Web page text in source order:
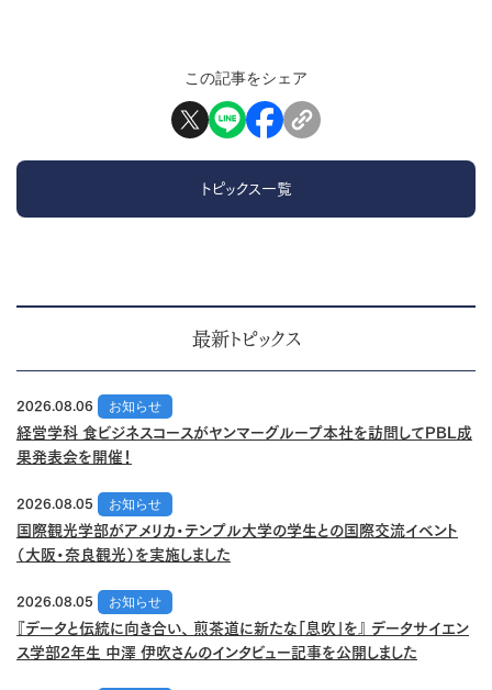
この記事をシェア
トピックス一覧
最新トピックス
2026.08.06
お知らせ
経営学科 食ビジネスコースがヤンマーグループ本社を訪問してPBL成
果発表会を開催！
2026.08.05
お知らせ
国際観光学部がアメリカ・テンプル大学の学生との国際交流イベント
（大阪・奈良観光）を実施しました
2026.08.05
お知らせ
『データと伝統に向き合い、 煎茶道に新たな「息吹」を』 データサイエン
ス学部2年生 中澤 伊吹さんのインタビュー記事を公開しました